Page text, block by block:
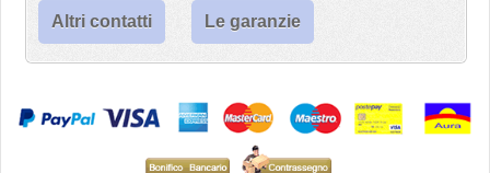
Altri contatti Le garanzie